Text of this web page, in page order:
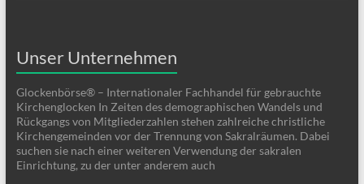
Unser Unternehmen
Glockenbörse® – Internationaler Fachhandel für gebrauchte
Kirchenglocken In Zeiten des demographischen Wandels und
Rückgangs von Mitgliederzahlen stehen zahlreiche christliche
Kirchengemeinden vor der Trennung von Sakralräumen. Dabei
suchen sie nach einer weiteren Verwendung der sakralen
Einrichtung, zu der unter anderem auch